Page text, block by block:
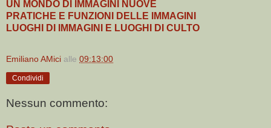
UN MONDO DI IMMAGINI NUOVE
PRATICHE E FUNZIONI DELLE IMMAGINI
LUOGHI DI IMMAGINI E LUOGHI DI CULTO
Emiliano AMici alle 09:13:00
Condividi
Nessun commento: